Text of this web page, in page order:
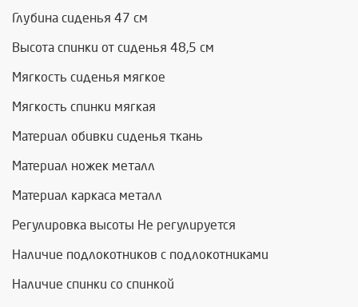
Глубина сиденья 47 см
Высота спинки от сиденья 48,5 см
Мягкость сиденья мягкое
Мягкость спинки мягкая
Материал обивки сиденья ткань
Материал ножек металл
Материал каркаса металл
Регулировка высоты Не регулируется
Наличие подлокотников с подлокотниками
Наличие спинки со спинкой